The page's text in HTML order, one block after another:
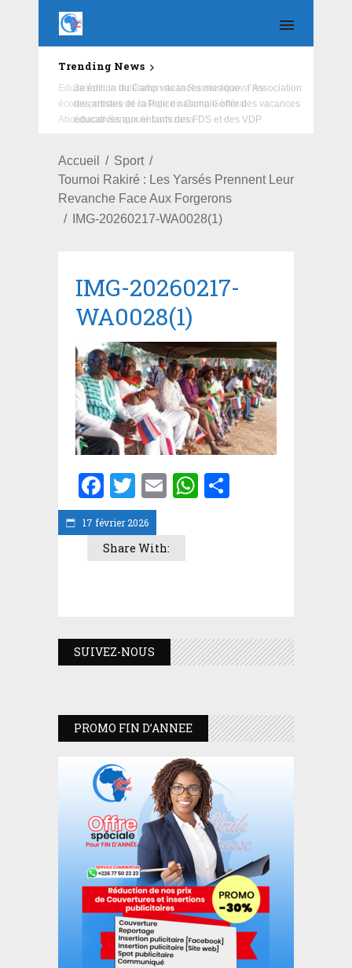
Trending News
Education : la fédération de la Russie rénove les
écoles primaire et collège du Camp Général
Aboubacar Sangoulé Lamizana
Accueil
Sport
Tournoi Rakiré : Les Yarsés Prennent Leur
Revanche Face Aux Forgerons
IMG-20260217-WA0028(1)
17 février 2026
IMG-20260217-
WA0028(1)
Facebook
Twitter
EmailWhatsApp
Share With:
SUIVEZ-NOUS
PROMO FIN D’ANNEE